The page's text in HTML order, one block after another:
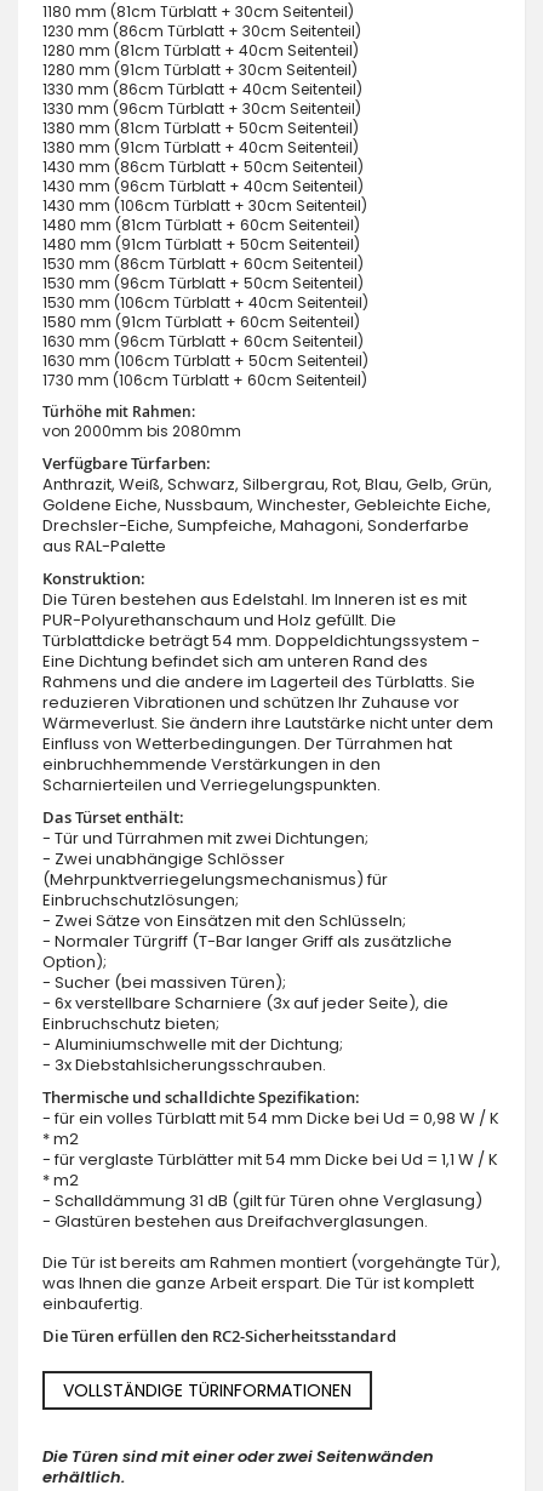
1180 mm (81cm Türblatt + 30cm Seitenteil)
1230 mm (86cm Türblatt + 30cm Seitenteil)
1280 mm (81cm Türblatt + 40cm Seitenteil)
1280 mm (91cm Türblatt + 30cm Seitenteil)
1330 mm (86cm Türblatt + 40cm Seitenteil)
1330 mm (96cm Türblatt + 30cm Seitenteil)
1380 mm (81cm Türblatt + 50cm Seitenteil)
1380 mm (91cm Türblatt + 40cm Seitenteil)
1430 mm (86cm Türblatt + 50cm Seitenteil)
1430 mm (96cm Türblatt + 40cm Seitenteil)
1430 mm (106cm Türblatt + 30cm Seitenteil)
1480 mm (81cm Türblatt + 60cm Seitenteil)
1480 mm (91cm Türblatt + 50cm Seitenteil)
1530 mm (86cm Türblatt + 60cm Seitenteil)
1530 mm (96cm Türblatt + 50cm Seitenteil)
1530 mm (106cm Türblatt + 40cm Seitenteil)
1580 mm (91cm Türblatt + 60cm Seitenteil)
1630 mm (96cm Türblatt + 60cm Seitenteil)
1630 mm (106cm Türblatt + 50cm Seitenteil)
1730 mm (106cm Türblatt + 60cm Seitenteil)
Türhöhe mit Rahmen:
von 2000mm bis 2080mm
Verfügbare Türfarben:
Anthrazit, Weiß, Schwarz, Silbergrau, Rot, Blau, Gelb, Grün,
Goldene Eiche, Nussbaum, Winchester, Gebleichte Eiche,
Drechsler-Eiche, Sumpfeiche, Mahagoni, Sonderfarbe
aus RAL-Palette
Konstruktion:
Die Türen bestehen aus Edelstahl. Im Inneren ist es mit
PUR-Polyurethanschaum und Holz gefüllt. Die
Türblattdicke beträgt 54 mm. Doppeldichtungssystem -
Eine Dichtung befindet sich am unteren Rand des
Rahmens und die andere im Lagerteil des Türblatts. Sie
reduzieren Vibrationen und schützen Ihr Zuhause vor
Wärmeverlust. Sie ändern ihre Lautstärke nicht unter dem
Einfluss von Wetterbedingungen. Der Türrahmen hat
einbruchhemmende Verstärkungen in den
Scharnierteilen und Verriegelungspunkten.
Das Türset enthält:
- Tür und Türrahmen mit zwei Dichtungen;
- Zwei unabhängige Schlösser
(Mehrpunktverriegelungsmechanismus) für
Einbruchschutzlösungen;
- Zwei Sätze von Einsätzen mit den Schlüsseln;
- Normaler Türgriff (T-Bar langer Griff als zusätzliche
Option);
- Sucher (bei massiven Türen);
- 6x verstellbare Scharniere (3x auf jeder Seite), die
Einbruchschutz bieten;
- Aluminiumschwelle mit der Dichtung;
- 3x Diebstahlsicherungsschrauben.
Thermische und schalldichte Spezifikation:
- für ein volles Türblatt mit 54 mm Dicke bei Ud = 0,98 W / K
* m2
- für verglaste Türblätter mit 54 mm Dicke bei Ud = 1,1 W / K
* m2
- Schalldämmung 31 dB (gilt für Türen ohne Verglasung)
- Glastüren bestehen aus Dreifachverglasungen.
Die Tür ist bereits am Rahmen montiert (vorgehängte Tür),
was Ihnen die ganze Arbeit erspart. Die Tür ist komplett
einbaufertig.
Die Türen erfüllen den RC2-Sicherheitsstandard
VOLLSTÄNDIGE TÜRINFORMATIONEN
Die Türen sind mit einer oder zwei Seitenwänden
erhältlich.